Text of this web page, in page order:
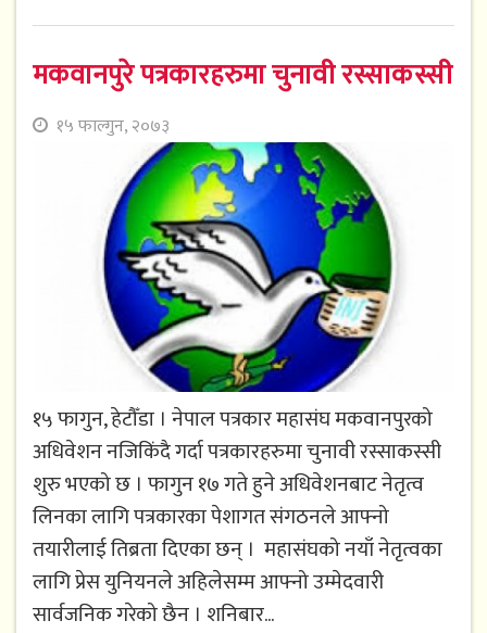
मकवानपुरे पत्रकारहरुमा चुनावी रस्साकस्सी
१५ फाल्गुन, २०७३
१५ फागुन, हेटौँडा । नेपाल पत्रकार महासंघ मकवानपुरको
अधिवेशन नजिकिंदै गर्दा पत्रकारहरुमा चुनावी रस्साकस्सी
शुरु भएको छ । फागुन १७ गते हुने अधिवेशनबाट नेतृत्व
लिनका लागि पत्रकारका पेशागत संगठनले आफ्नो
तयारीलाई तिब्रता दिएका छन् । महासंघको नयाँ नेतृत्वका
लागि प्रेस युनियनले अहिलेसम्म आफ्नो उम्मेदवारी
सार्वजनिक गरेको छैन । शनिबार...